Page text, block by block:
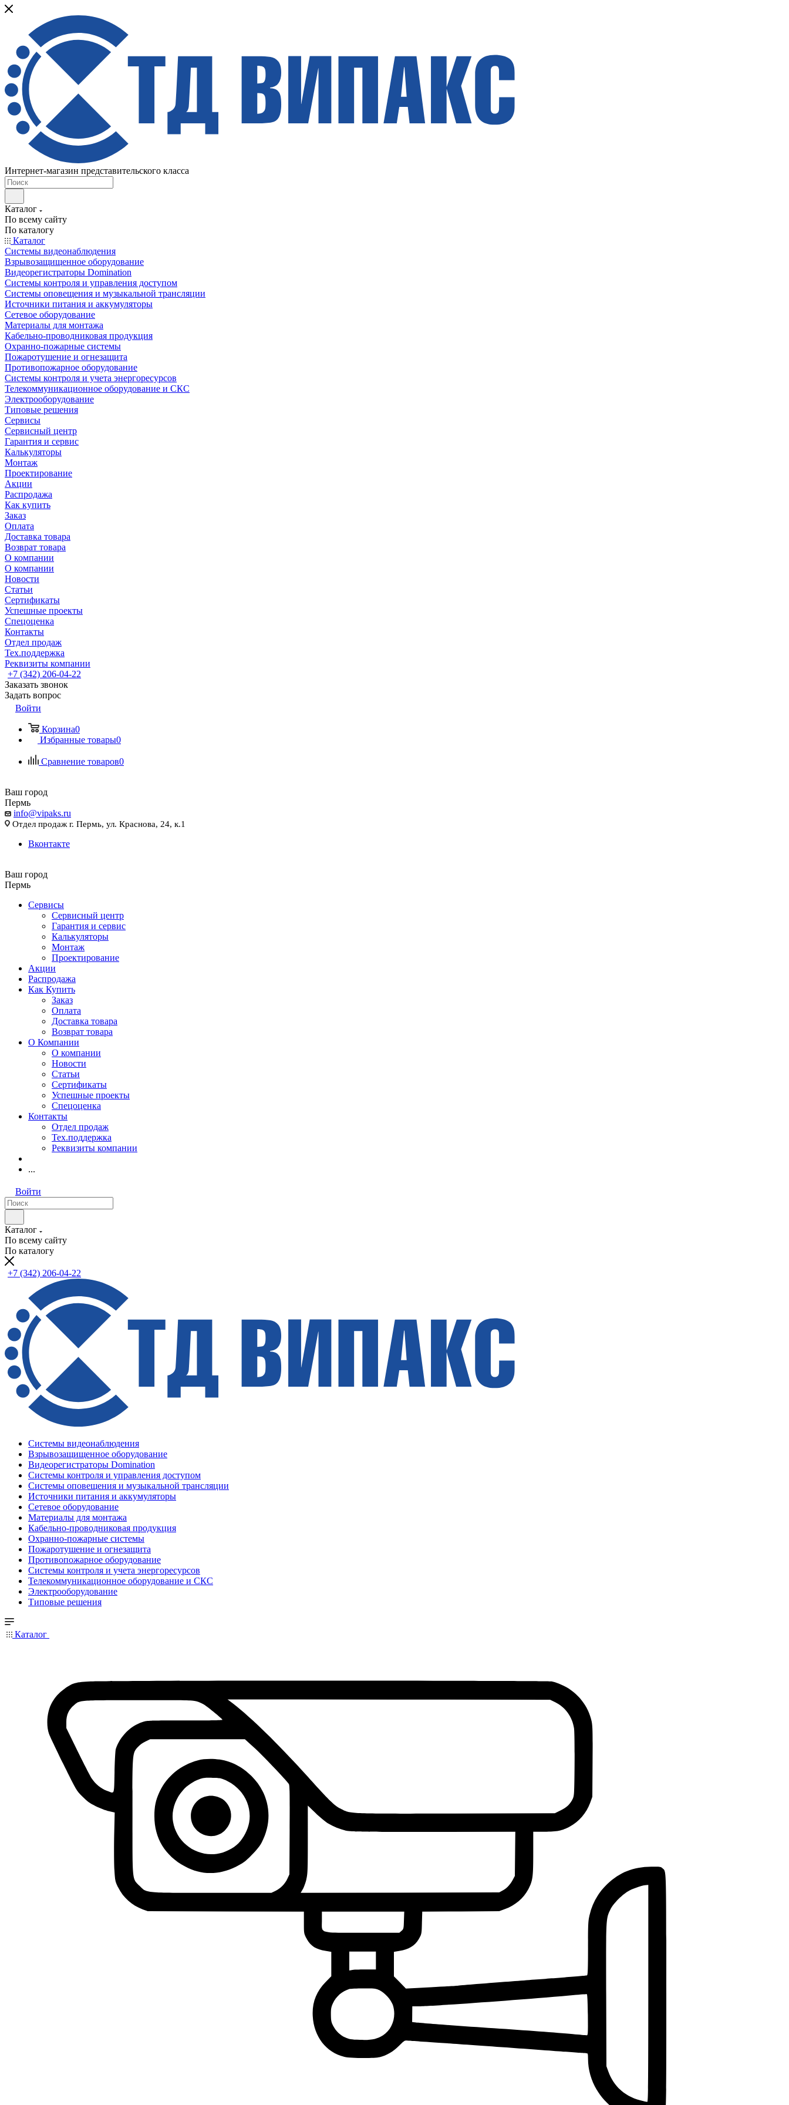
Интернет-магазин представительского класса
Каталог
По всему сайту
По каталогу
Каталог
Системы видеонаблюдения
Взрывозащищенное оборудование
Видеорегистраторы Domination
Системы контроля и управления доступом
Системы оповещения и музыкальной трансляции
Источники питания и аккумуляторы
Сетевое оборудование
Материалы для монтажа
Кабельно-проводниковая продукция
Охранно-пожарные системы
Пожаротушение и огнезащита
Противопожарное оборудование
Системы контроля и учета энергоресурсов
Телекоммуникационное оборудование и СКС
Электрооборудование
Типовые решения
Сервисы
Сервисный центр
Гарантия и сервис
Калькуляторы
Монтаж
Проектирование
Акции
Распродажа
Как купить
Заказ
Оплата
Доставка товара
Возврат товара
О компании
О компании
Новости
Статьи
Сертификаты
Успешные проекты
Спецоценка
Контакты
Отдел продаж
Тех.поддержка
Реквизиты компании
+7 (342) 206-04-22
Заказать звонок
Задать вопрос
Войти
Корзина0
Избранные товары0
Сравнение товаров0
Ваш город
Пермь
info@vipaks.ru
Отдел продаж г. Пермь, ул. Краснова, 24, к.1
Вконтакте
Ваш город
Пермь
Сервисы
Сервисный центр
Гарантия и сервис
Калькуляторы
Монтаж
Проектирование
Акции
Распродажа
Как Купить
Заказ
Оплата
Доставка товара
Возврат товара
О Компании
О компании
Новости
Статьи
Сертификаты
Успешные проекты
Спецоценка
Контакты
Отдел продаж
Тех.поддержка
Реквизиты компании
...
Войти
Каталог
По всему сайту
По каталогу
+7 (342) 206-04-22
Системы видеонаблюдения
Взрывозащищенное оборудование
Видеорегистраторы Domination
Системы контроля и управления доступом
Системы оповещения и музыкальной трансляции
Источники питания и аккумуляторы
Сетевое оборудование
Материалы для монтажа
Кабельно-проводниковая продукция
Охранно-пожарные системы
Пожаротушение и огнезащита
Противопожарное оборудование
Системы контроля и учета энергоресурсов
Телекоммуникационное оборудование и СКС
Электрооборудование
Типовые решения
Каталог